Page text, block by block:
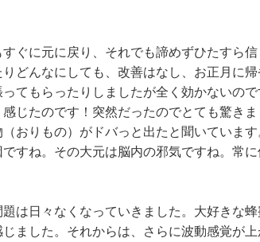
ぐに元に戻り、それでも諦めずひたすら信
どんなにしても、改善はなし、お正月に
てもらったりしましたが全く効かないの
じたのです！突然だったのでとても驚き
おりもの）がドバっと出たと聞いていま
すね。その大元は脳内の邪気ですね。常
は日々なくなっていきました。大好きな
ました。それからは、さらに波動感覚が上